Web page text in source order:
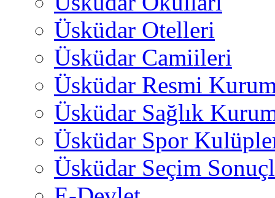
Üsküdar Otelleri
Üsküdar Camiileri
Üsküdar Resmi
Üsküdar Sağlık
Üsküdar Spor
Üsküdar Seçim